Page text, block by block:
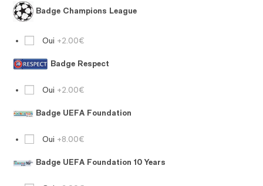
Badge Champions League
Oui +2.00€
Badge Respect
Oui +2.00€
Badge UEFA Foundation
Oui +8.00€
Badge UEFA Foundation 10 Years